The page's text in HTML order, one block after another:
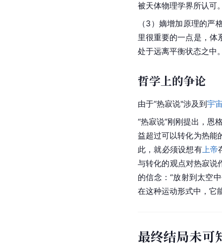
被天体物理学界所认可
（3）嫡增加原理的严
里很重要的一点是，体
处于远离平衡状态之中
哲学上的争论
由于“热寂说"涉及到宇
“热寂说”刚刚提出，恩
益超过可以转化为热能
此，就必须设想有上帝
与转化的观点对热寂说
的信念：“放射到太空
在这种运动形式中，它
最终结局未可